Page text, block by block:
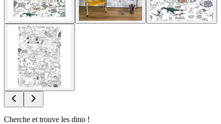
Cherche et trouve les dino !